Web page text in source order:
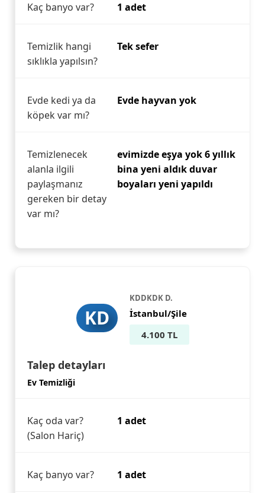
Kaç banyo var? 1 adet
Temizlik hangi
sıklıkla yapılsın?
Tek sefer
Evde kedi ya da
köpek var mı?
Evde hayvan yok
Temizlenecek
alanla ilgili
paylaşmanız
gereken bir detay
var mı?
evimizde eşya yok 6 yıllık
bina yeni aldık duvar
boyaları yeni yapıldı
KD
KDDKDK D.
İstanbul/Şile
4.100 TL
Talep detayları
Ev Temizliği
Kaç oda var?
(Salon Hariç)
1 adet
Kaç banyo var? 1 adet